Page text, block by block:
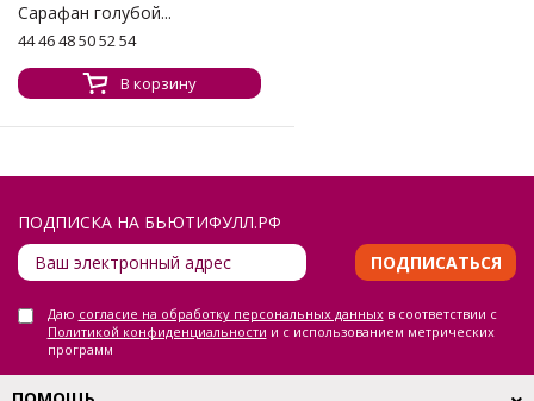
Сарафан голубой...
44 46 48 50 52 54
В корзину
ПОДПИСКА НА БЬЮТИФУЛЛ.РФ
ПОДПИСАТЬСЯ
Даю согласие на обработку персональных данныхв соответствии с
Политикой конфиденциальности и с использованием метрических
программ